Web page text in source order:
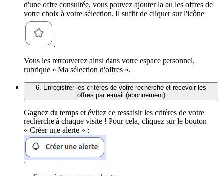
d'une offre consultée, vous pouvez ajouter la ou les offres de
votre choix à votre sélection. Il suffit de cliquer sur l'icône
.
Vous les retrouverez ainsi dans votre espace personnel,
rubrique « Ma sélection d'offres ».
6. Enregistrer les critères de votre recherche et recevoir les
offres par e-mail (abonnement)
Gagnez du temps et évitez de ressaisir les critères de votre
recherche à chaque visite ! Pour cela, cliquez sur le bouton
« Créer une alerte » :